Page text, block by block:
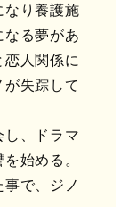
なり養護施
る夢があ
人関係に
失踪して
し、ドラマ
始める。
で、ジノ